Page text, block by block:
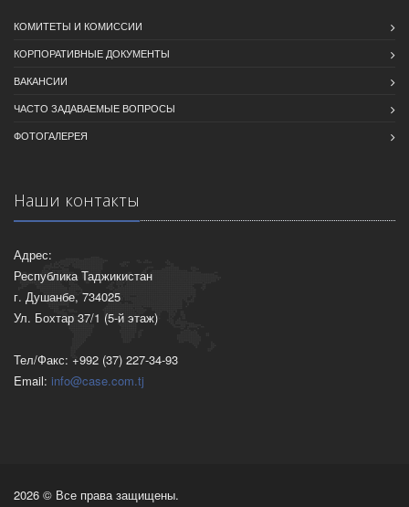
КОМИТЕТЫ И КОМИССИИ
КОРПОРАТИВНЫЕ ДОКУМЕНТЫ
ВАКАНСИИ
ЧАСТО ЗАДАВАЕМЫЕ ВОПРОСЫ
ФОТОГАЛЕРЕЯ
Наши контакты
Адрес:
Республика Таджикистан
г. Душанбе, 734025
Ул. Бохтар 37/1 (5-й этаж)
Тел/Факс: +992 (37) 227-34-93
Email: info@case.com.tj
2026 © Все права защищены.